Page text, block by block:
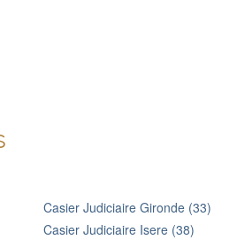
Casier Judiciaire Gironde (33)
Casier Judiciaire Isere (38)